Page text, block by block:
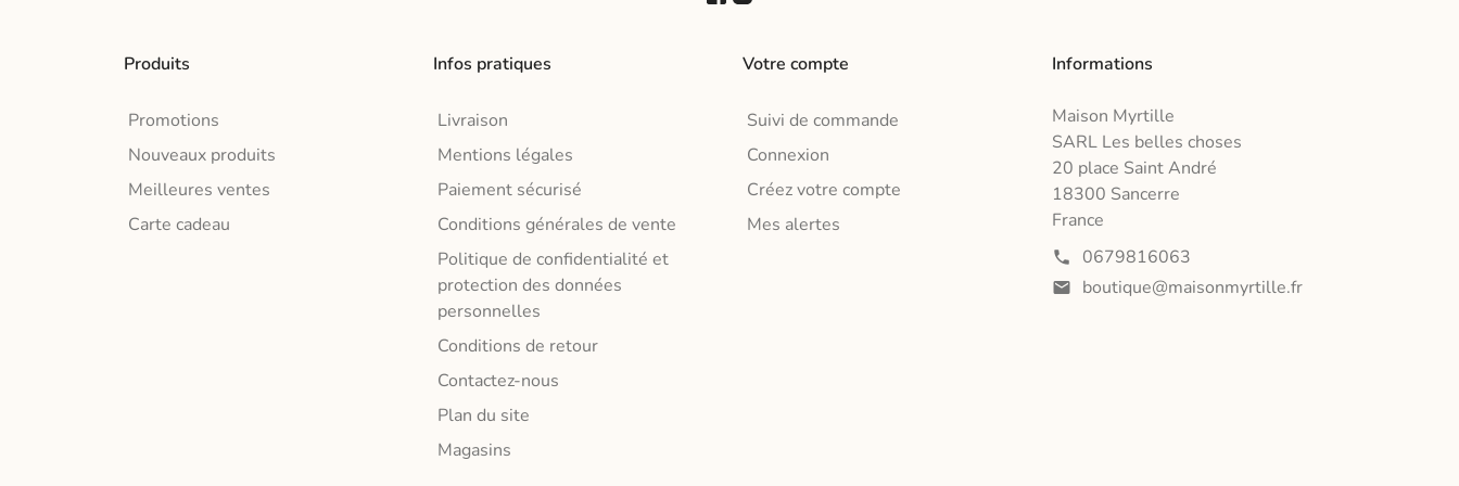
chaque pièce est unique.
Produits
Promotions
Nouveaux produits
Meilleures ventes
Carte cadeau
Infos pratiques
Livraison
Mentions légales
Paiement sécurisé
Conditions générales de vente
Politique de confidentialité et
protection des données
personnelles
Conditions de retour
Contactez-nous
Plan du site
Magasins
Votre compte
Suivi de commande
Connexion
Créez votre compte
Mes alertes
Informations
Maison Myrtille
SARL Les belles choses
20 place Saint André
18300 Sancerre
France
phone 0679816063
mail boutique@maisonmyrtille.fr